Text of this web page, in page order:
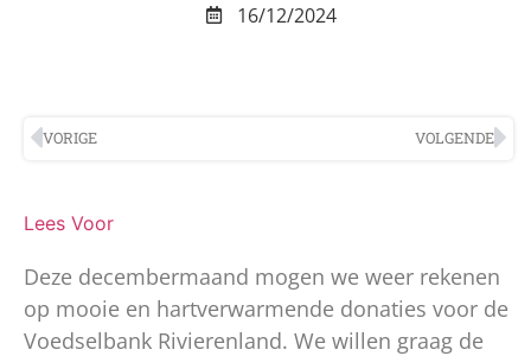
16/12/2024
VORIGE VOLGENDE
Lees Voor
Deze decembermaand mogen we weer rekenen
op mooie en hartverwarmende donaties voor de
Voedselbank Rivierenland. We willen graag de